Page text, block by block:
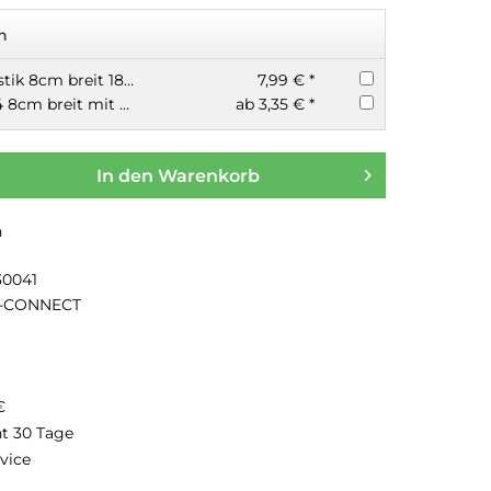
LEITZ Ordner Plastik 8cm breit 180° Mechanik verschiedene Farben
7,99 € *
Ordner Plastik A4 8cm breit mit Kantenschutz Q-Connect
ab 3,35 € *
In den Warenkorb
30 Tage